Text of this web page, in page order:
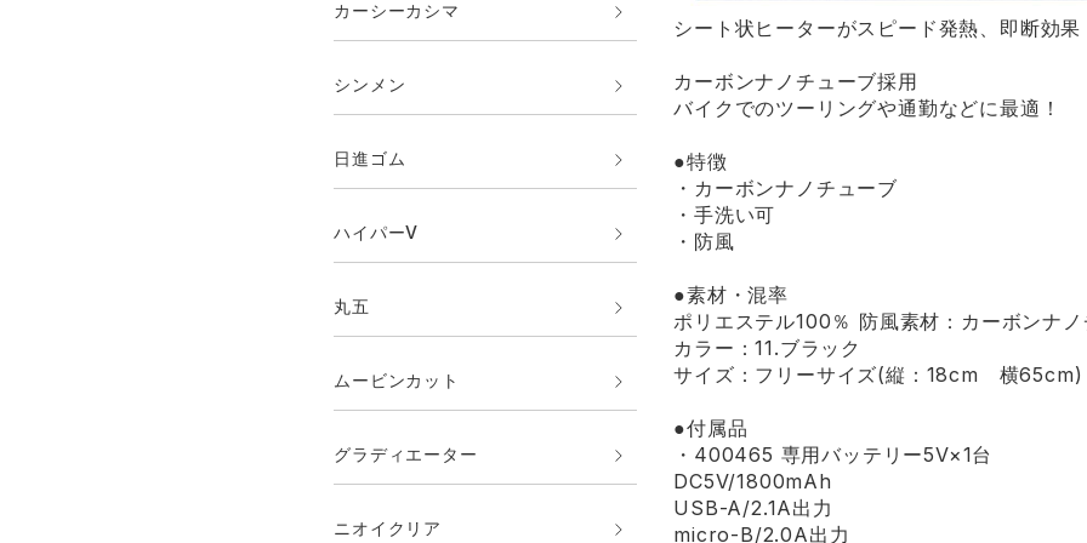
カーシーカシマ
シンメン
日進ゴム
ハイパーV
丸五
ムービンカット
グラディエーター
ニオイクリア
シート状ヒーターがスピード発熱、即断効果
カーボンナノチューブ採用
バイクでのツーリングや通勤などに最適！
●特徴
・カーボンナノチューブ
・手洗い可
・防風
●素材・混率
ポリエステル100％ 防風素材：カーボンナ
カラー：11.ブラック
サイズ：フリーサイズ(縦：18cm 横65cm)
●付属品
・400465 専用バッテリー5V×1台
DC5V/1800mAh
USB-A/2.1A出力
micro-B/2.0A出力